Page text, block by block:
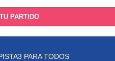
PARTIDO
PARA TODOS